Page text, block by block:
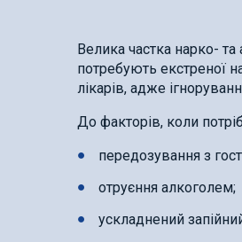
Велика частка нарко-
потребують екстреної
лікарів, адже
До факторів, коли
передозування з
отруєння алкоголем;
ускладнений